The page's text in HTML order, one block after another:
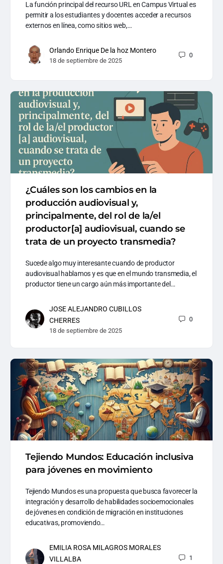
La función principal del recurso URL en Campus Virtual es
permitir a los estudiantes y docentes acceder a recursos
externos en línea, como sitios web,…
Orlando Enrique De la hoz Montero
18 de septiembre de 2025
0
¿Cuáles son los cambios en la
producción audiovisual y,
principalmente, del rol de la/el
productor[a] audiovisual, cuando se
trata de un proyecto transmedia?
Sucede algo muy interesante cuando de productor
audiovisual hablamos y es que en el mundo transmedia, el
productor tiene un cargo aún más importante del…
JOSE ALEJANDRO CUBILLOS
CHERRES
18 de septiembre de 2025
0
Tejiendo Mundos: Educación inclusiva
para jóvenes en movimiento
Tejiendo Mundos es una propuesta que busca favorecer la
integración y desarrollo de habilidades socioemocionales
de jóvenes en condición de migración en instituciones
educativas, promoviendo…
EMILIA ROSA MILAGROS MORALES
VILLALBA
1